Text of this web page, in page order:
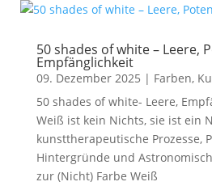
50 shades of white – Leere,
Empfänglichkeit
09. Dezember 2025 | Farben,
50 shades of white- Leere,
Weiß ist kein Nichts, sie ist ein
kunsttherapeutische Prozesse,
Hintergründe und
zur (Nicht) Farbe Weiß